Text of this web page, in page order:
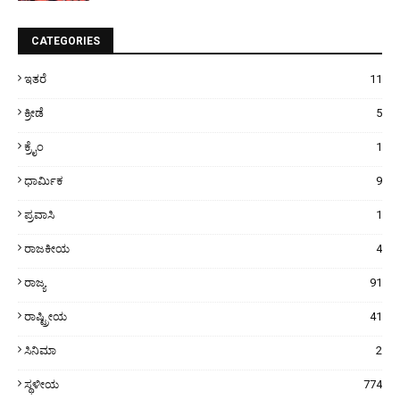
CATEGORIES
ಇತರೆ 11
ಕ್ರೀಡೆ 5
ಕ್ರೈಂ 1
ಧಾರ್ಮಿಕ 9
ಪ್ರವಾಸಿ 1
ರಾಜಕೀಯ 4
ರಾಜ್ಯ 91
ರಾಷ್ಟ್ರೀಯ 41
ಸಿನಿಮಾ 2
ಸ್ಥಳೀಯ 774